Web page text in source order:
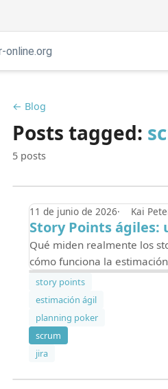
online.org
← Blog
Posts tagged:
5 posts
11 de junio de 2026 Kai
Story Points ágiles:
Qué miden realmente los
cómo funciona la
story points
estimación ágil
planning poker
scrum
jira